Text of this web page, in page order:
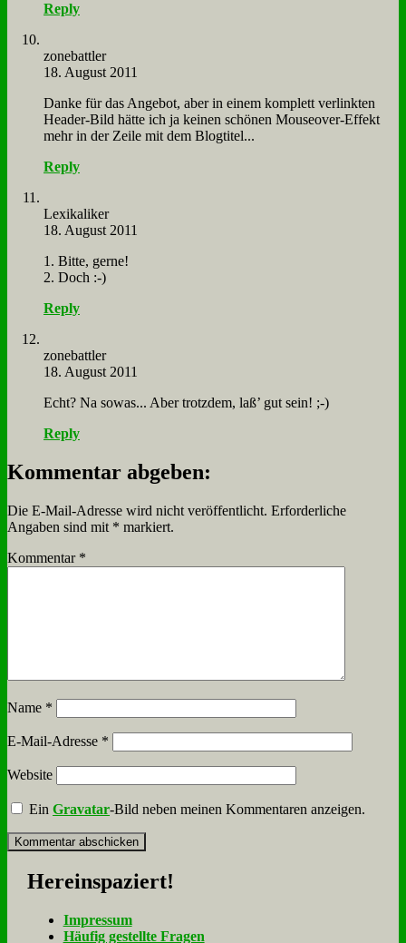
Reply
zone­batt­ler
18. August 2011
Dan­ke für das An­ge­bot, aber in ei­nem kom­plett ver­link­ten
Hea­der-Bild hät­te ich ja kei­nen schö­nen Mou­seo­ver-Ef­fekt
mehr in der Zei­le mit dem Blog­ti­tel...
Reply
Le­xi­ka­li­ker
18. August 2011
1. Bit­te, ger­ne!
2. Doch :-)
Reply
zone­batt­ler
18. August 2011
Echt? Na so­was... Aber trotz­dem, laß’ gut sein! ;-)
Reply
Kommentar abgeben:
Die E-Mail-Adresse wird nicht veröffentlicht. Erforderliche
Angaben sind mit * markiert.
Kommentar *
Name *
E-Mail-Adresse *
Website
EinGravatar-Bild neben meinen Kommentaren anzeigen.
Her­ein­spa­ziert!
Im­pres­sum
Häu­fig ge­stell­te Fra­gen